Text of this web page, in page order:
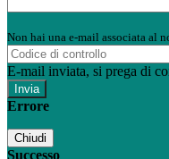
Non hai una e-mail associata al
E-mail inviata, si prega di
Errore
Chiudi
Successo